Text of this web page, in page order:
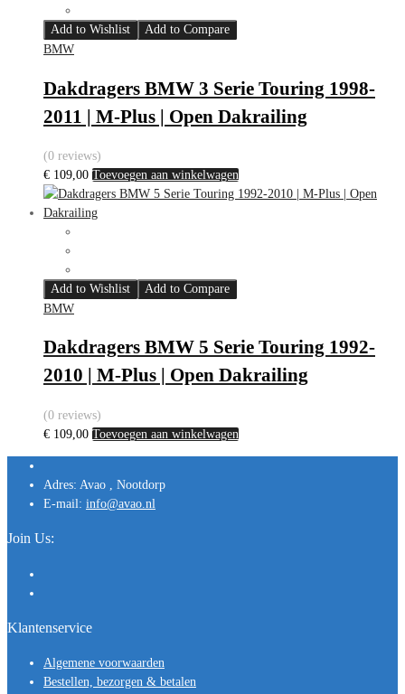
Add to Wishlist
Add to Compare
BMW
Dakdragers BMW 3 Serie Touring 1998-
2011 | M-Plus | Open Dakrailing
(0 reviews)
€ 109,00 Toevoegen aan winkelwagen
Add to Wishlist
Add to Compare
BMW
Dakdragers BMW 5 Serie Touring 1992-
2010 | M-Plus | Open Dakrailing
(0 reviews)
€ 109,00 Toevoegen aan winkelwagen
Adres: Avao , Nootdorp
E-mail: info@avao.nl
Join Us:
Klantenservice
Algemene voorwaarden
Bestellen, bezorgen & betalen